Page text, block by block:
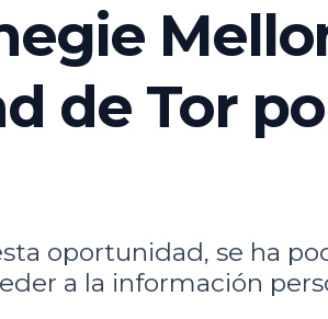
de Tor
oportunidad, se ha
a la información